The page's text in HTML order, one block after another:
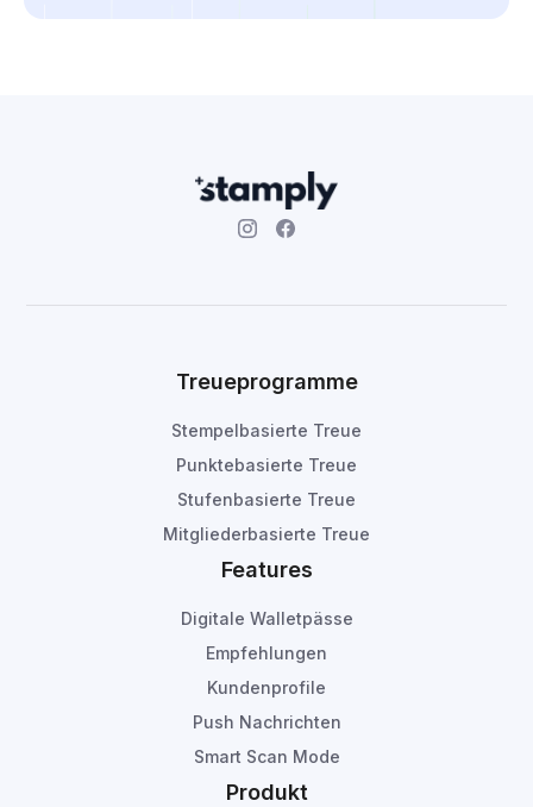
Treueprogramme
Stempelbasierte Treue
Punktebasierte Treue
Stufenbasierte Treue
Mitgliederbasierte Treue
Features
Digitale Walletpässe
Empfehlungen
Kundenprofile
Push Nachrichten
Smart Scan Mode
Produkt